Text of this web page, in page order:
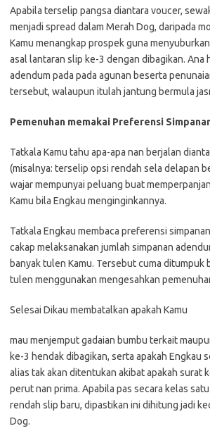
Apabila terselip pangsa diantara voucer,
menjadi spread dalam Merah Dog, daripada
Kamu menangkap prospek guna
asal lantaran slip ke-3 dengan dibagikan. Ana
adendum pada pada agunan beserta
tersebut, walaupun itulah jantung bermula
Pemenuhan memakai Preferensi
Tatkala Kamu tahu apa-apa nan berjalan
(misalnya: terselip opsi rendah sela delapan
wajar mempunyai peluang buat
Kamu bila Engkau menginginkannya.
Tatkala Engkau membaca preferensi
cakap melaksanakan jumlah simpanan
banyak tulen Kamu. Tersebut cuma ditumpuk
tulen menggunakan mengesahkan
Selesai Dikau membatalkan apakah Kamu
mau menjemput gadaian bumbu terkait
ke-3 hendak dibagikan, serta apakah Engkau
alias tak akan ditentukan akibat apakah surat
perut nan prima. Apabila pas secara kelas
rendah slip baru, dipastikan ini dihitung jadi
Dog.